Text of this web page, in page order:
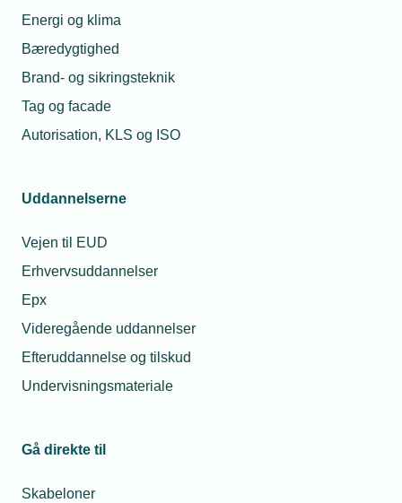
Energi og klima
Bæredygtighed
Brand- og sikringsteknik
Tag og facade
Autorisation, KLS og ISO
Uddannelserne
Vejen til EUD
Erhvervsuddannelser
Epx
Videregående uddannelser
Efteruddannelse og tilskud
Undervisningsmateriale
Gå direkte til
Skabeloner